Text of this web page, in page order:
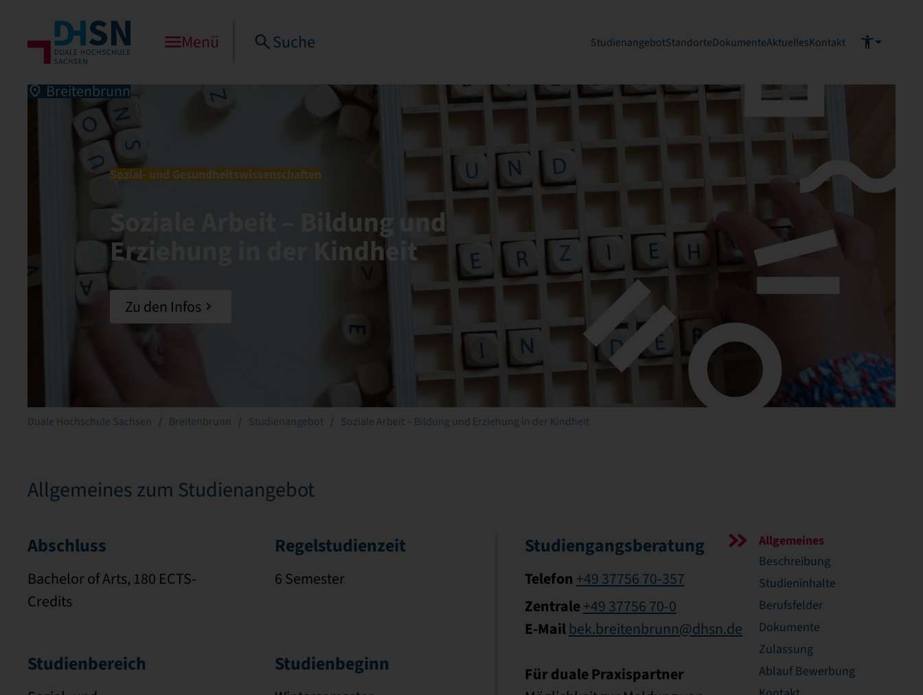
Menü Suche StudienangebotStandorteDokumenteAktuellesKontakt
Breitenbrunn
Sozial- und Gesundheitswissenschaften
Soziale Arbeit – Bildung und
Erziehung in der Kindheit
Zu den Infos
Duale Hochschule Sachsen Breitenbrunn Studienangebot Soziale Arbeit – Bildung und Erziehung in der Kindheit
Allgemeines zum Studienangebot
Abschluss
Bachelor of Arts, 180 ECTS-
Credits
Studienbereich
Regelstudienzeit
6 Semester
Studienbeginn
Studiengangsberatung
Telefon +49 37756 70-357
Zentrale+49 37756 70-0
E-Mail bek.breitenbrunn@dhsn.de
Für duale Praxispartner
Allgemeines
Beschreibung
Studieninhalte
Berufsfelder
Dokumente
Zulassung
Ablauf Bewerbung